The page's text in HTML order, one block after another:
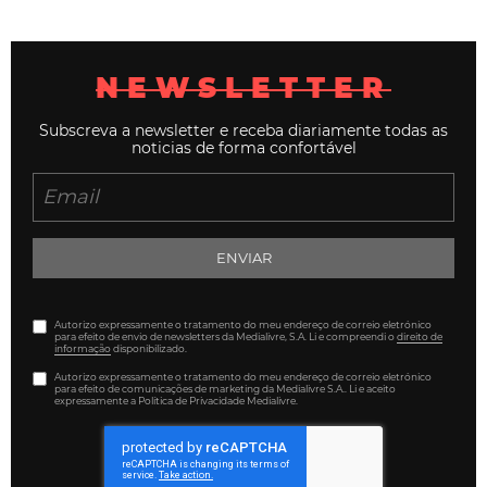
NEWSLETTER
Subscreva a newsletter e receba diariamente todas as
noticias de forma confortável
ENVIAR
Autorizo expressamente o tratamento do meu endereço de correio eletrónico
para efeito de envio de newsletters da Medialivre, S.A. Li e compreendi odireito de
informaçãodisponibilizado.
Autorizo expressamente o tratamento do meu endereço de correio eletrónico
para efeito de comunicações de marketing da Medialivre S.A.. Li e aceito
expressamente a Política de Privacidade Medialivre.